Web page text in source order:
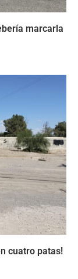
marcarla
cuatro patas!